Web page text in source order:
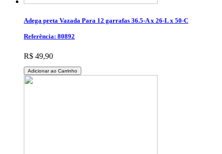
Adega preta Vazada Para 12 garrafas 36.5-A x 26-L x 50-C
Referência: 80892
R$ 49,90
Adicionar ao Carrinho